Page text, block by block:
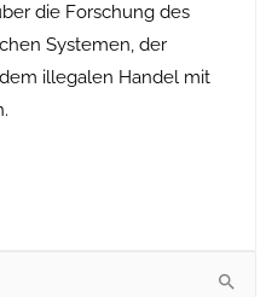
die Forschung des
Systemen, der
illegalen Handel mit